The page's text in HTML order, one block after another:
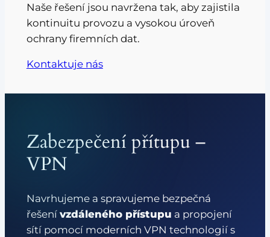
Naše řešení jsou navržena tak, aby zajistila
kontinuitu provozu a vysokou úroveň
ochrany firemních dat.
Kontaktuje nás
Zabezpečení přítupu –
VPN
Navrhujeme a spravujeme bezpečná
řešení vzdáleného přístupu a propojení
sítí pomocí moderních VPN technologií s